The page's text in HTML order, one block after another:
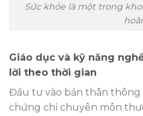
Sức khỏe là một trong
Giáo dục và kỹ năng
lời theo thời gian
Đầu tư vào bản thân thông
chứng chỉ chuyên môn